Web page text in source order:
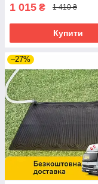
1 015 ₴ 1 410 ₴
Купити
–27%